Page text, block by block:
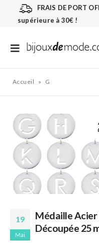
FRAIS DE PORT
supérieure à 30€ !
Accueil » G
19
Mai
Médaille
Découpée 25